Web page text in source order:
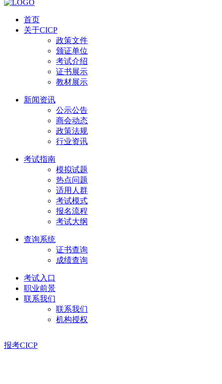
首页
关于CICP
政策文件
颁证单位
考试介绍
证书展示
教材展示
新闻资讯
公示公告
商会动态
政策法规
行业资讯
考试指南
模拟试题
热点问题
适用人群
考试模式
报名流程
考试大纲
查询系统
证书查询
成绩查询
考试入口
职业前景
联系我们
联系我们
机构授权
报考CICP